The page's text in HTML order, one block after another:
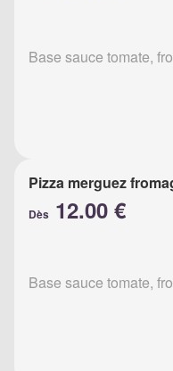
Base sauce tomate,
Pizza merguez
Dès 12.00 €
Base sauce tomate,